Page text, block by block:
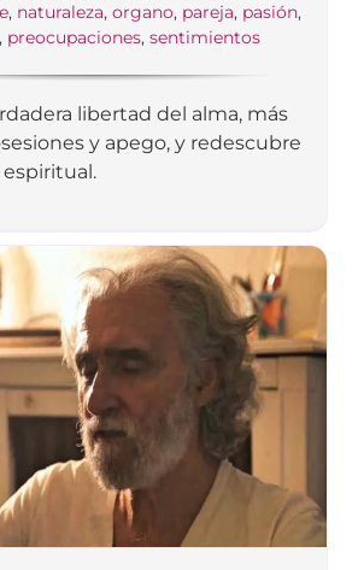
, naturaleza, organo, pareja, pasión,
preocupaciones, sentimientos
libertad del alma, más
y apego, y redescubre